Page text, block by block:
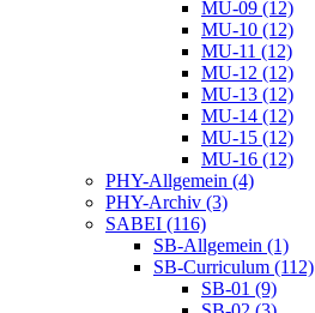
MU-09 (12)
MU-10 (12)
MU-11 (12)
MU-12 (12)
MU-13 (12)
MU-14 (12)
MU-15 (12)
MU-16 (12)
PHY-Allgemein (4)
PHY-Archiv (3)
SABEI (116)
SB-Allgemein (1)
SB-Curriculum (112)
SB-01 (9)